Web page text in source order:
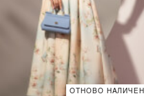
ОТНОВО НАЛИЧЕН